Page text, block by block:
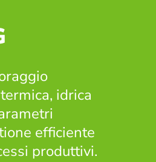
idrica
efficiente
produttivi.